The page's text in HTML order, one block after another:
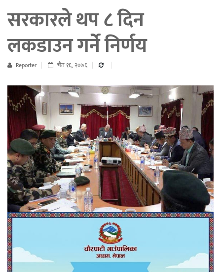
सरकारले थप ८ दिन
लकडाउन गर्ने निर्णय
Reporter चैत १६, २०७६